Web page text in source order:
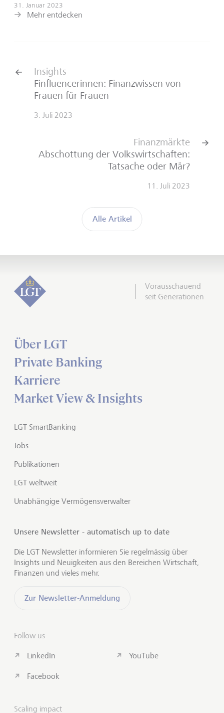
31. Januar 2023
Mehr entdecken
Insights
Finfluencerinnen: Finanzwissen von
Frauen für Frauen
3. Juli 2023
Alle Artikel
Finanzmärkte
Abschottung der Volkswirtschaften:
Tatsache oder Mär?
11. Juli 2023
Vorausschauend
seit Generationen
Über LGT
Private Banking
Karriere
Market View & Insights
LGT SmartBanking
Jobs
Publikationen
LGT weltweit
Unabhängige Vermögensverwalter
Unsere Newsletter - automatisch up to date
Die LGT Newsletter informieren Sie regelmässig über
Insights und Neuigkeiten aus den Bereichen Wirtschaft,
Finanzen und vieles mehr.
Zur Newsletter-Anmeldung
Follow us
LinkedIn
Facebook
YouTube
Scaling impact